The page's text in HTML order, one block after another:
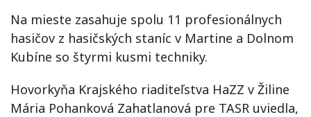
Na mieste zasahuje spolu 11 profesionálnych
hasičov z hasičských staníc v Martine a Dolnom
Kubíne so štyrmi kusmi techniky.
Hovorkyňa Krajského riaditeľstva HaZZ v Žiline
Mária Pohanková Zahatlanová pre TASR uviedla,